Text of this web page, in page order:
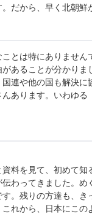
だから、早く北朝
とは特にありませ
あることが分かり
連や他の国も解決
あります。いわゆ
料を見て、初めて
わってきました。
。残りの方達も、
れから、日本にこの